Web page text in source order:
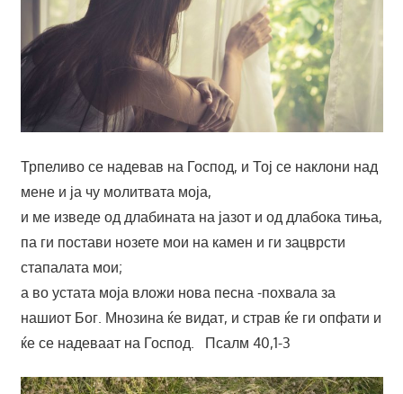
Трпеливо се надевав на Господ, и Тој се наклони над
мене и ја чу молитвата моја,
и ме изведе од длабината на јазот и од длабока тиња,
па ги постави нозете мои на камен и ги зацврсти
стапалата мои;
а во устата моја вложи нова песна -похвала за
нашиот Бог. Мнозина ќе видат, и страв ќе ги опфати и
ќе се надеваат на Господ. Псалм 40,1-3